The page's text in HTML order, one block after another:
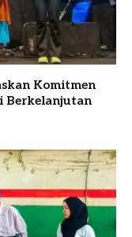
Komitmen
Berkelanjutan